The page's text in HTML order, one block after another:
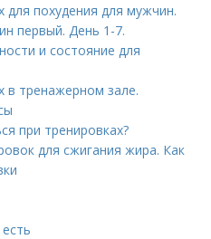
для похудения для мужчин.
первый. День 1-7.
и состояние для
в тренажерном зале.
при тренировках?
для сжигания жира. Как